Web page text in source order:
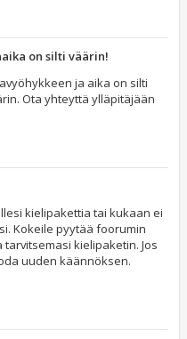
on silti väärin!
ja aika on silti
Ota yhteyttä ylläpitäjään
kielipakettia tai kukaan ei
Kokeile pyytää foorumin
kielipaketin. Jos
uuden käännöksen.